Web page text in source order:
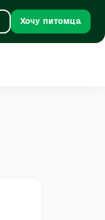
Хочу питомца